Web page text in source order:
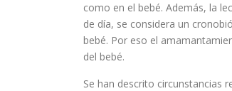
como en el bebé. Además, la
de día, se considera un
bebé. Por eso el
del bebé.
Se han descrito circunstancias